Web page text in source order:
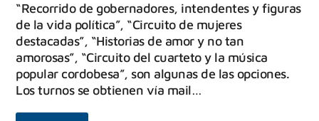
“Recorrido de gobernadores, intendentes y figuras
de la vida política”, “Circuito de mujeres
destacadas”, “Historias de amor y no tan
amorosas”, “Circuito del cuarteto y la música
popular cordobesa”, son algunas de las opciones.
Los turnos se obtienen vía mail…